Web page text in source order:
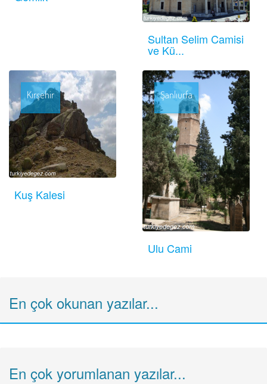
Sultan Selim Camisi
ve Kü...
Kırşehir
Kuş Kalesi
Şanlıurfa
Ulu Cami
En çok okunan yazılar...
En çok yorumlanan yazılar...